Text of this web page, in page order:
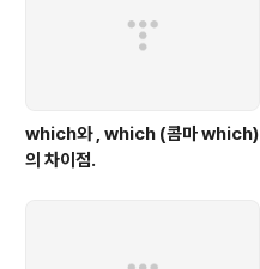
which와 , which (콤마 which)
의 차이점.